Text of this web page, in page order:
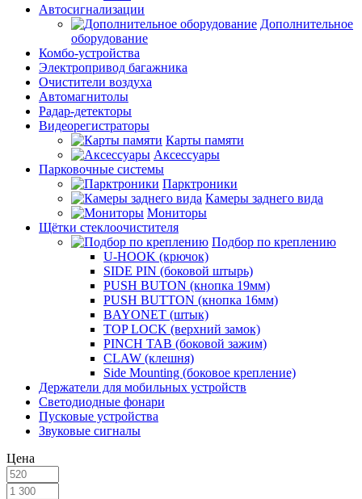
Автосигнализации
Дополнительное
оборудование
Комбо-устройства
Электропривод багажника
Очистители воздуха
Автомагнитолы
Радар-детекторы
Видеорегистраторы
Карты памяти
Аксессуары
Парковочные системы
Парктроники
Камеры заднего вида
Мониторы
Щётки стеклоочистителя
Подбор по креплению
U-HOOK (крючок)
SIDE PIN (боковой штырь)
PUSH BUTON (кнопка 19мм)
PUSH BUTTON (кнопка 16мм)
BAYONET (штык)
TOP LOCK (верхний замок)
PINCH TAB (боковой зажим)
CLAW (клешня)
Side Mounting (боковое крепление)
Держатели для мобильных устройств
Светодиодные фонари
Пусковые устройства
Звуковые сигналы
Цена